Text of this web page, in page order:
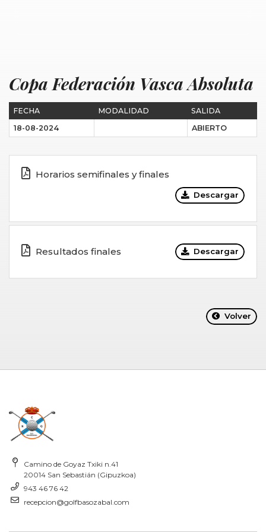
Copa Federación Vasca Absoluta
FECHA MODALIDAD
SALIDA
18-08-2024
ABIERTO
Horarios semifinales y finales
Descargar
Resultados finales Descargar
Volver
Camino de Goyaz Txiki n.41
20014 San Sebastián (Gipuzkoa)
943 46 76 42
recepcion@golfbasozabal.com